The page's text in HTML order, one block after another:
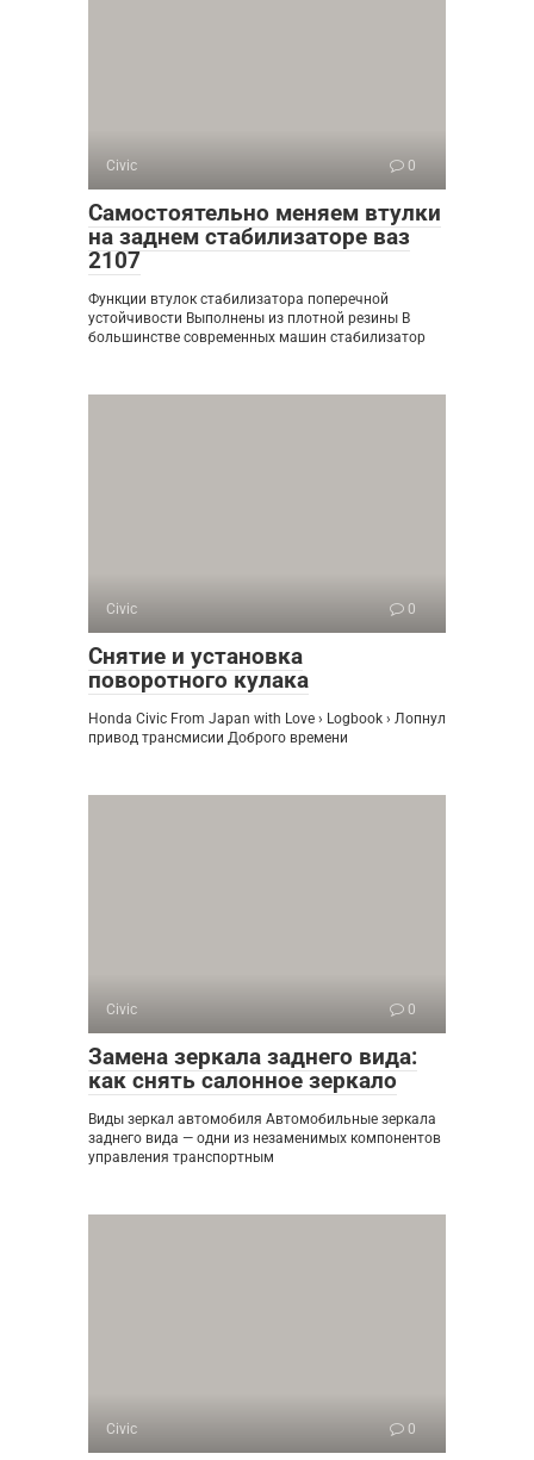
Civic 0
Самостоятельно меняем втулки
на заднем стабилизаторе ваз
2107
Функции втулок стабилизатора поперечной
устойчивости Выполнены из плотной резины В
большинстве современных машин стабилизатор
Civic 0
Снятие и установка
поворотного кулака
Honda Civic From Japan with Love › Logbook › Лопнул
привод трансмисии Доброго времени
Civic 0
Замена зеркала заднего вида:
как снять салонное зеркало
Виды зеркал автомобиля Автомобильные зеркала
заднего вида — одни из незаменимых компонентов
управления транспортным
Civic 0